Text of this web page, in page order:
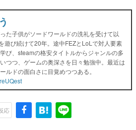
た子供がソードワールドの洗礼を受けて以
遊び続けて20年。途中FEZとLoLで対人要素
び、steamの格安タイトルからジャンルの多
つつ、ゲームの奥深さを日々勉強中。最近は
ルドの面白さに目覚めつつある。
反応